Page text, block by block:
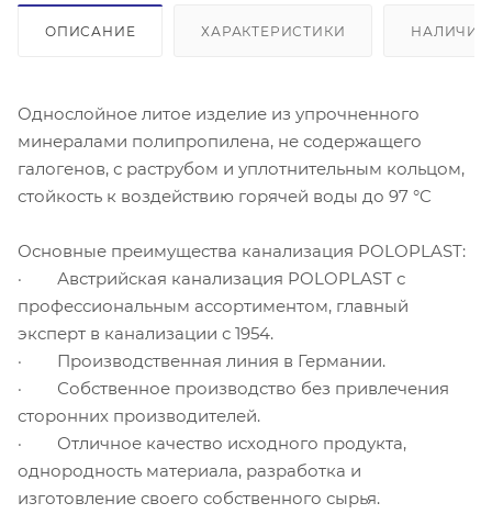
ОПИСАНИЕ ХАРАКТЕРИСТИКИ НАЛИЧИЕ
Однослойное литое изделие из упрочненного
минералами полипропилена, не содержащего
галогенов, с раструбом и уплотнительным кольцом,
стойкость к воздействию горячей воды до 97 °C
Основные преимущества канализация POLOPLAST:
· Австрийская канализация POLOPLAST с
профессиональным ассортиментом, главный
эксперт в канализации с 1954.
· Производственная линия в Германии.
· Собственное производство без привлечения
сторонних производителей.
· Отличное качество исходного продукта,
однородность материала, разработка и
изготовление своего собственного сырья.